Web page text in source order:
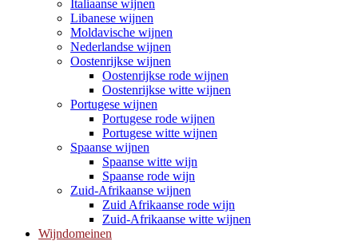
Italiaanse wijnen
Libanese wijnen
Moldavische wijnen
Nederlandse wijnen
Oostenrijkse wijnen
Oostenrijkse rode wijnen
Oostenrijkse witte wijnen
Portugese wijnen
Portugese rode wijnen
Portugese witte wijnen
Spaanse wijnen
Spaanse witte wijn
Spaanse rode wijn
Zuid-Afrikaanse wijnen
Zuid Afrikaanse rode wijn
Zuid-Afrikaanse witte wijnen
Wijndomeinen